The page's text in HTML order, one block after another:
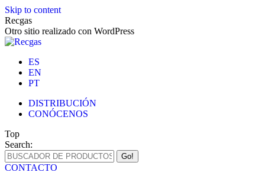
Skip to content
Recgas
Otro sitio realizado con WordPress
ES
EN
PT
DISTRIBUCIÓN
CONÓCENOS
Top
Search:
CONTACTO